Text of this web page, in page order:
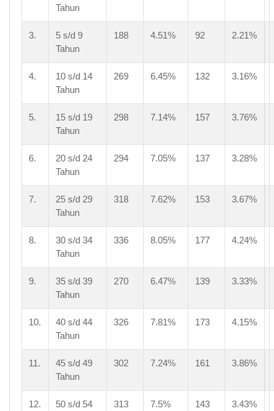
Tahun
3.
5 s/d 9
Tahun
188 4.51% 92 2.21%
4.
10 s/d 14
Tahun
269 6.45% 132 3.16%
5.
15 s/d 19
Tahun
298 7.14% 157 3.76%
6.
20 s/d 24
Tahun
294 7.05% 137 3.28%
7.
25 s/d 29
Tahun
318 7.62% 153 3.67%
8.
30 s/d 34
Tahun
336 8.05% 177 4.24%
9.
35 s/d 39
Tahun
270 6.47% 139 3.33%
10.
40 s/d 44
Tahun
326 7.81% 173 4.15%
11.
45 s/d 49
Tahun
302 7.24% 161 3.86%
12.
50 s/d 54
313 7.5% 143 3.43%